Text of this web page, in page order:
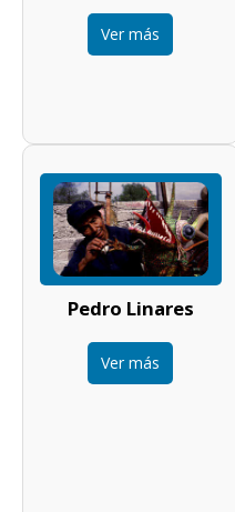
Ver más
Pedro Linares
Ver más